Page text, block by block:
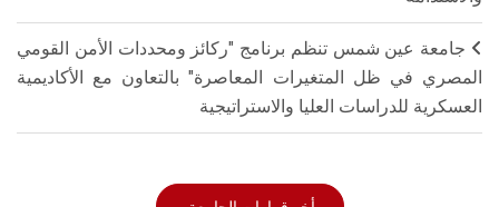
جامعة عين شمس تنظم برنامج "ركائز ومحددات الأمن القومي
المصري في ظل المتغيرات المعاصرة" بالتعاون مع الأكاديمية
العسكرية للدراسات العليا والاستراتيجية